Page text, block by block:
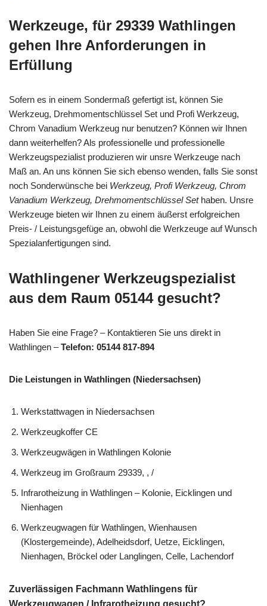
Werkzeuge, für 29339 Wathlingen
gehen Ihre Anforderungen in
Erfüllung
Sofern es in einem Sondermaß gefertigt ist, können Sie
Werkzeug, Drehmomentschlüssel Set und Profi Werkzeug,
Chrom Vanadium Werkzeug nur benutzen? Können wir Ihnen
dann weiterhelfen? Als professionelle und professionelle
Werkzeugspezialist produzieren wir unsre Werkzeuge nach
Maß an. An uns können Sie sich ebenso wenden, falls Sie sonst
noch Sonderwünsche bei Werkzeug, Profi Werkzeug, Chrom
Vanadium Werkzeug, Drehmomentschlüssel Sethaben. Unsre
Werkzeuge bieten wir Ihnen zu einem äußerst erfolgreichen
Preis- / Leistungsgefüge an, obwohl die Werkzeuge auf Wunsch
Spezialanfertigungen sind.
Wathlingener Werkzeugspezialist
aus dem Raum 05144 gesucht?
Haben Sie eine Frage? – Kontaktieren Sie uns direkt in
Wathlingen –Telefon: 05144 817-894
Die Leistungen in Wathlingen (Niedersachsen)
Werkstattwagen in Niedersachsen
Werkzeugkoffer CE
Werkzeugwägen in Wathlingen Kolonie
Werkzeug im Großraum 29339, , /
Infrarotheizung in Wathlingen – Kolonie, Eicklingen und
Nienhagen
Werkzeugwagen für Wathlingen, Wienhausen
(Klostergemeinde), Adelheidsdorf, Uetze, Eicklingen,
Nienhagen, Bröckel oder Langlingen, Celle, Lachendorf
Zuverlässigen Fachmann Wathlingens für
Werkzeugwagen / Infrarotheizung gesucht?